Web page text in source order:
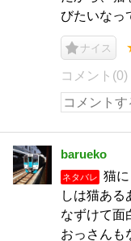
びたいなっ
ナイス
コメント(0)
barueko
ネタバレ
猫
しは猫ある
なずけて面
おっさんも